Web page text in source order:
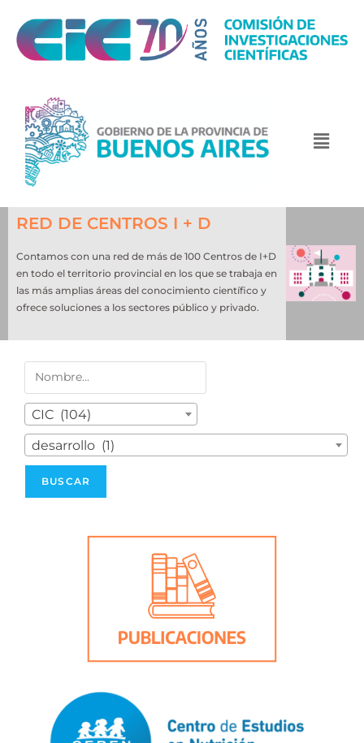
RED DE CENTROS I + D
Contamos con una red de más de 100 Centros de I+D
en todo el territorio provincial en los que se trabaja en
las más amplias áreas del conocimiento científico y
ofrece soluciones a los sectores público y privado.
CIC (104)
desarrollo (1)